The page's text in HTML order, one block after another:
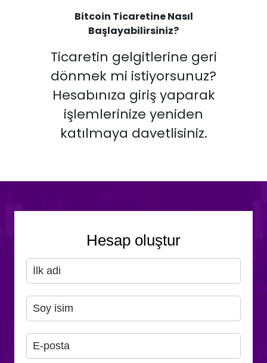
Bitcoin Ticaretine Nasıl
Başlayabilirsiniz?
Ticaretin gelgitlerine geri
dönmek mi istiyorsunuz?
Hesabınıza giriş yaparak
işlemlerinize yeniden
katılmaya davetlisiniz.